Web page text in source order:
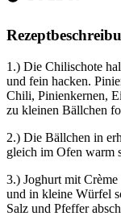
1.) Die Chilischote
und fein hacken.
Chili, Pinienkernen,
zu kleinen Bällchen
2.) Die Bällchen in
gleich im Ofen warm
3.) Joghurt mit Crème
und in kleine Würfel
Salz und Pfeffer